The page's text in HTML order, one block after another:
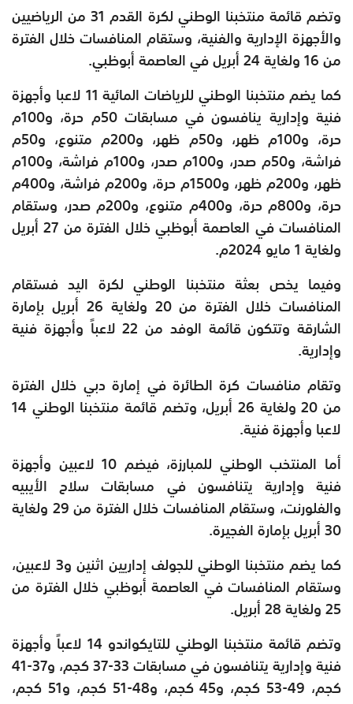
وتضم قائمة منتخبنا الوطني لكرة القدم 31 من الرياضيين
والأجهزة الإدارية والفنية، وستقام المنافسات خلال الفترة
من 16 ولغاية 24 أبريل في العاصمة أبوظبي.
كما يضم منتخبنا الوطني للرياضات المائية 11 لاعبا وأجهزة
فنية وإدارية ينافسون في مسابقات 50م حرة، و100م
حرة، و100م ظهر، و50م ظهر، و200م متنوع، و50م
فراشة، و50م صدر، و100م صدر، و100م فراشة، و100م
ظهر، و200م ظهر، و1500م حرة، و200م فراشة، و400م
حرة، و800م حرة، و400م متنوع، و200م صدر، وستقام
المنافسات في العاصمة أبوظبي خلال الفترة من 27 أبريل
ولغاية 1 مايو 2024م.
وفيما يخص بعثة منتخبنا الوطني لكرة اليد فستقام
المنافسات خلال الفترة من 20 ولغاية 26 أبريل بإمارة
الشارقة وتتكون قائمة الوفد من 22 لاعباً وأجهزة فنية
وإدارية.
وتقام منافسات كرة الطائرة في إمارة دبي خلال الفترة
من 20 ولغاية 26 أبريل، وتضم قائمة منتخبنا الوطني 14
لاعبا وأجهزة فنية.
أما المنتخب الوطني للمبارزة، فيضم 10 لاعبين وأجهزة
فنية وإدارية يتنافسون في مسابقات سلاح الأيبيه
والفلورنت، وستقام المنافسات خلال الفترة من 29 ولغاية
30 أبريل بإمارة الفجيرة.
كما يضم منتخبنا الوطني للجولف إداريين اثنين و3 لاعبين،
وستقام المنافسات في العاصمة أبوظبي خلال الفترة من
25 ولغاية 28 أبريل.
وتضم قائمة منتخبنا الوطني للتايكواندو 14 لاعباً وأجهزة
فنية وإدارية يتنافسون في مسابقات 33-37 كجم، و37-41
كجم، 49-53 كجم، و45 كجم، و48-51 كجم، و51 كجم،